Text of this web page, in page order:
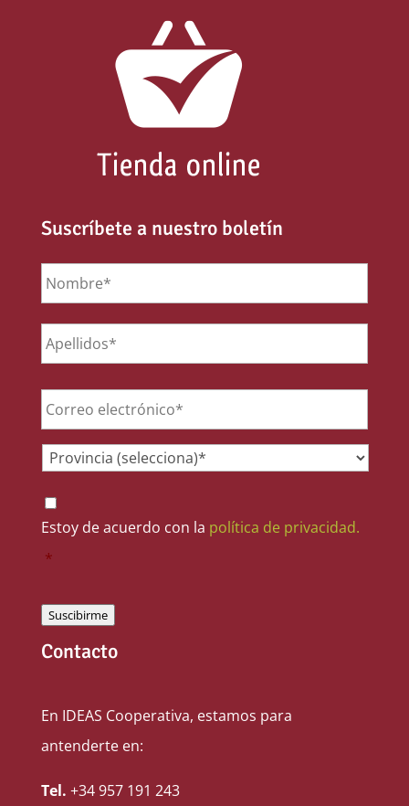
Suscríbete a nuestro boletín
Nombre *
Email *
Provincia *
Consentimiento
Estoy de acuerdo con la política de privacidad.
*
Suscibirme
Contacto
En IDEAS Cooperativa, estamos para
antenderte en:
Tel. +34 957 191 243